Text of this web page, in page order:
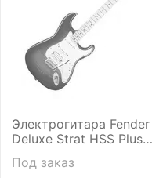
Электрогитара Fender
Deluxe Strat HSS Plus
iOS Aged Cherry Burst
Под заказ